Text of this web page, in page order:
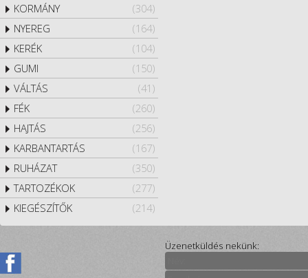
(304)
KORMÁNY
(164)
NYEREG
(104)
KERÉK
(150)
GUMI
(41)
VÁLTÁS
(260)
FÉK
(256)
HAJTÁS
(167)
KARBANTARTÁS
(350)
RUHÁZAT
(277)
TARTOZÉKOK
(214)
KIEGÉSZÍTŐK
Üzenetküldés nekünk: